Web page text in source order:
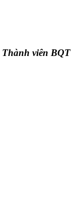
Thành viên BQT